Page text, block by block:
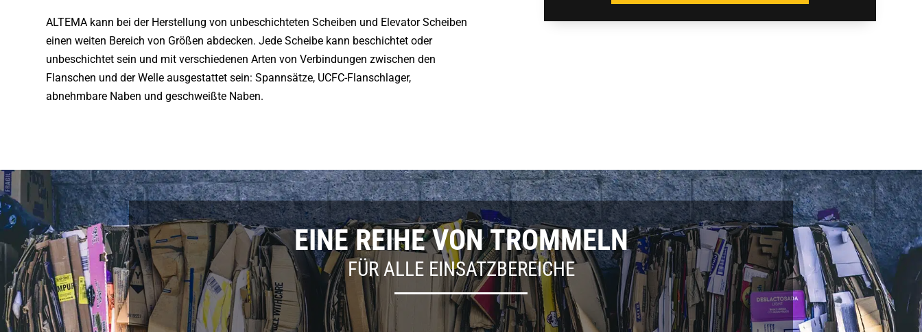
ALTEMA kann bei der Herstellung von unbeschichteten Scheiben und Elevator Scheiben
einen weiten Bereich von Größen abdecken. Jede Scheibe kann beschichtet oder
unbeschichtet sein und mit verschiedenen Arten von Verbindungen zwischen den
Flanschen und der Welle ausgestattet sein: Spannsätze, UCFC-Flanschlager,
abnehmbare Naben und geschweißte Naben.
EINE REIHE VON TROMMELN
FÜR ALLE EINSATZBEREICHE